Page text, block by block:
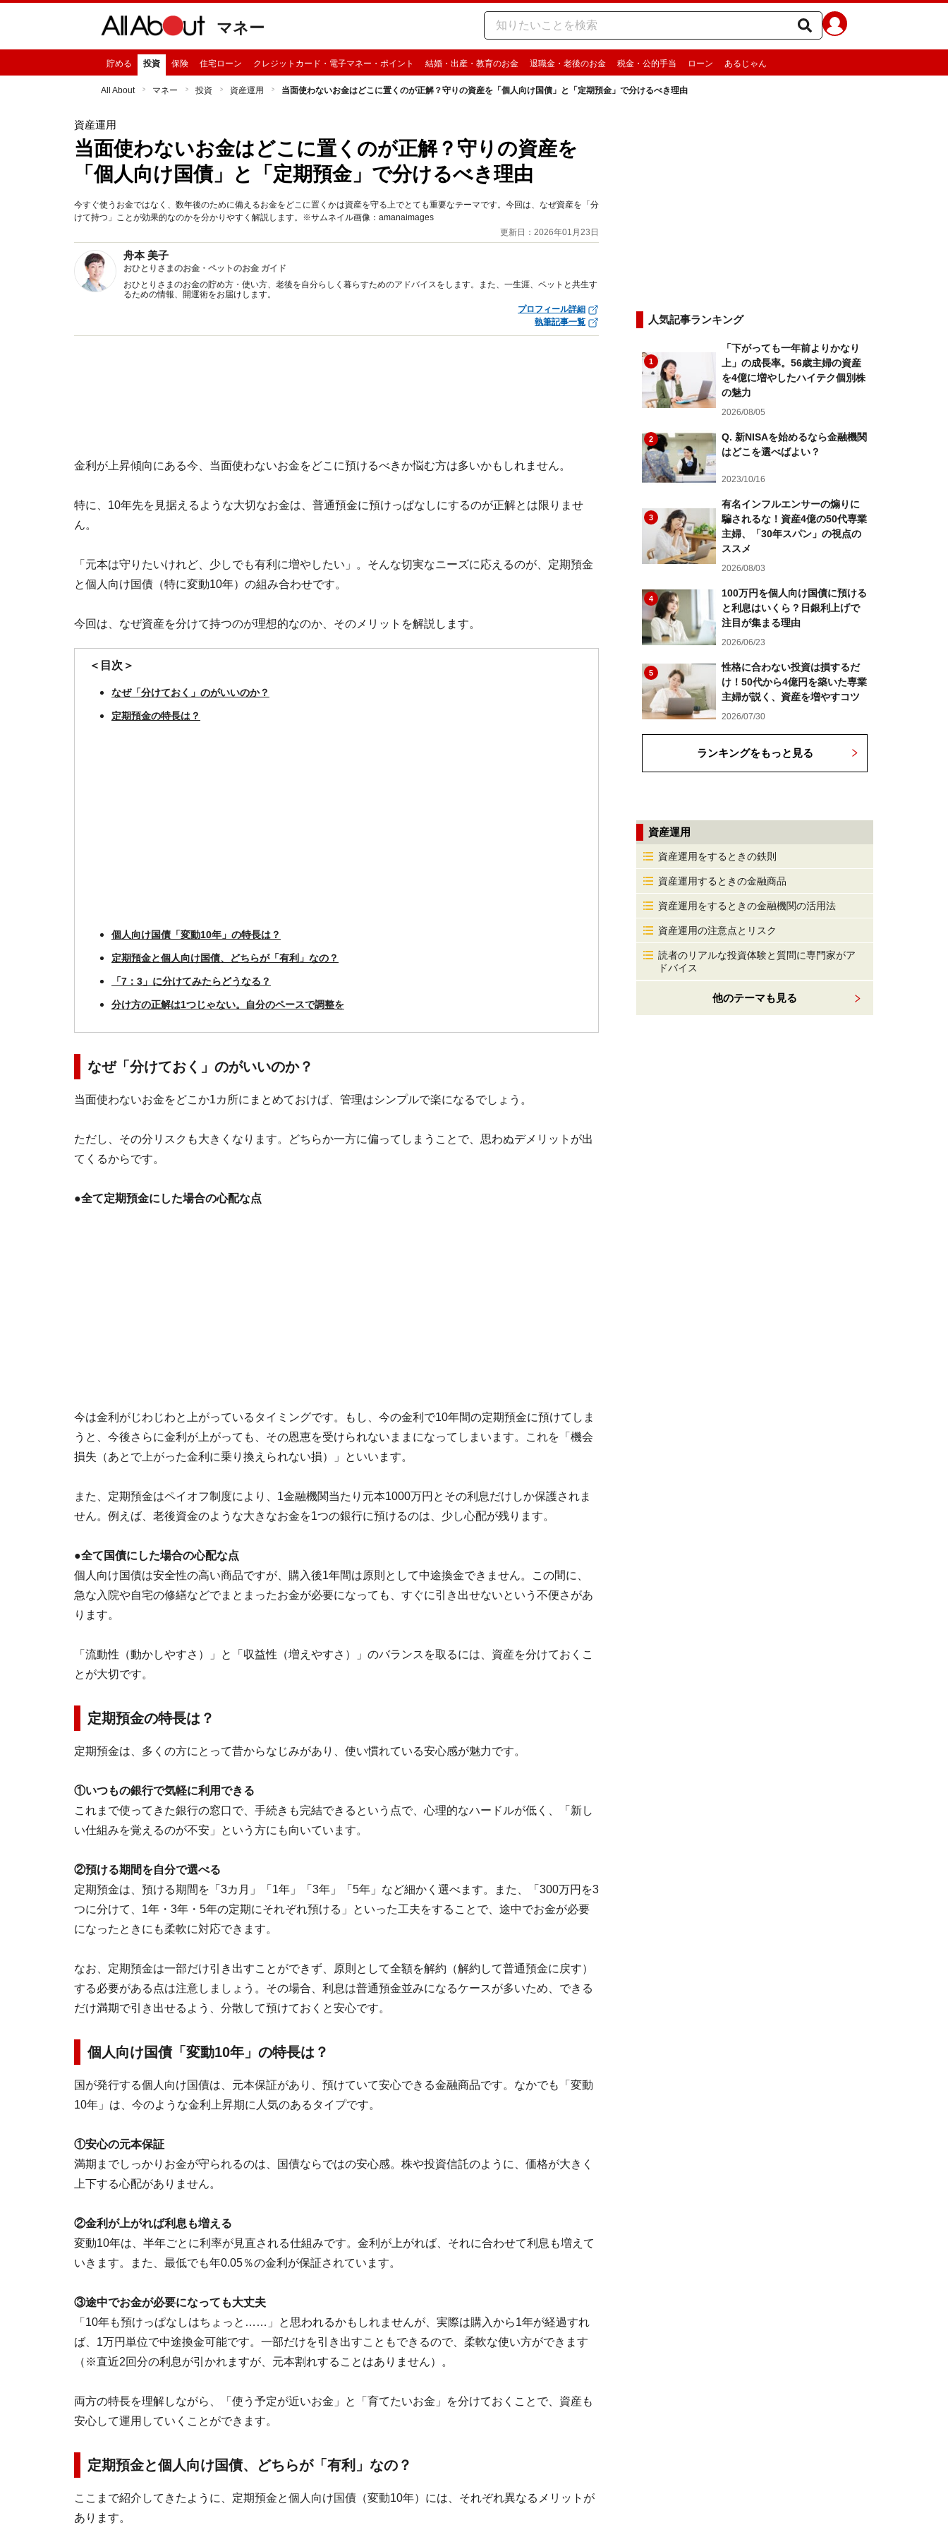
マネー
貯める 投資 保険 住宅ローン クレジットカード・電子マネー・ポイント 結婚・出産・教育のお金 退職金・老後のお金 税金・公的手当 ローン あるじゃん
All About マネー 投資 資産運用 当面使わないお金はどこに置くのが正解？守りの資産を「個人向け国債」と「定期預金」で分けるべき理由
資産運用
当面使わないお金はどこに置くのが正解？守りの資産を
「個人向け国債」と「定期預金」で分けるべき理由
今すぐ使うお金ではなく、数年後のために備えるお金をどこに置くかは資産を守る上でとても重要なテーマです。今回は、なぜ資産を「分
けて持つ」ことが効果的なのかを分かりやすく解説します。※サムネイル画像：amanaimages
更新日：2026年01月23日
舟本 美子
おひとりさまのお金・ペットのお金 ガイド
おひとりさまのお金の貯め方・使い方、老後を自分らしく暮らすためのアドバイスをします。また、一生涯、ペットと共生す
るための情報、開運術をお届けします。
プロフィール詳細
執筆記事一覧
金利が上昇傾向にある今、当面使わないお金をどこに預けるべきか悩む方は多いかもしれません。
特に、10年先を見据えるような大切なお金は、普通預金に預けっぱなしにするのが正解とは限りませ
ん。
「元本は守りたいけれど、少しでも有利に増やしたい」。そんな切実なニーズに応えるのが、定期預金
と個人向け国債（特に変動10年）の組み合わせです。
今回は、なぜ資産を分けて持つのが理想的なのか、そのメリットを解説します。
＜目次＞
なぜ「分けておく」のがいいのか？
定期預金の特長は？
個人向け国債「変動10年」の特長は？
定期預金と個人向け国債、どちらが「有利」なの？
「7：3」に分けてみたらどうなる？
分け方の正解は1つじゃない。自分のペースで調整を
なぜ「分けておく」のがいいのか？
当面使わないお金をどこか1カ所にまとめておけば、管理はシンプルで楽になるでしょう。
ただし、その分リスクも大きくなります。どちらか一方に偏ってしまうことで、思わぬデメリットが出
てくるからです。
●全て定期預金にした場合の心配な点
今は金利がじわじわと上がっているタイミングです。もし、今の金利で10年間の定期預金に預けてしま
うと、今後さらに金利が上がっても、その恩恵を受けられないままになってしまいます。これを「機会
損失（あとで上がった金利に乗り換えられない損）」といいます。
また、定期預金はペイオフ制度により、1金融機関当たり元本1000万円とその利息だけしか保護されま
せん。例えば、老後資金のような大きなお金を1つの銀行に預けるのは、少し心配が残ります。
●全て国債にした場合の心配な点
個人向け国債は安全性の高い商品ですが、購入後1年間は原則として中途換金できません。この間に、
急な入院や自宅の修繕などでまとまったお金が必要になっても、すぐに引き出せないという不便さがあ
ります。
「流動性（動かしやすさ）」と「収益性（増えやすさ）」のバランスを取るには、資産を分けておくこ
とが大切です。
定期預金の特長は？
定期預金は、多くの方にとって昔からなじみがあり、使い慣れている安心感が魅力です。
①いつもの銀行で気軽に利用できる
これまで使ってきた銀行の窓口で、手続きも完結できるという点で、心理的なハードルが低く、「新し
い仕組みを覚えるのが不安」という方にも向いています。
②預ける期間を自分で選べる
定期預金は、預ける期間を「3カ月」「1年」「3年」「5年」など細かく選べます。また、「300万円を3
つに分けて、1年・3年・5年の定期にそれぞれ預ける」といった工夫をすることで、途中でお金が必要
になったときにも柔軟に対応できます。
なお、定期預金は一部だけ引き出すことができず、原則として全額を解約（解約して普通預金に戻す）
する必要がある点は注意しましょう。その場合、利息は普通預金並みになるケースが多いため、できる
だけ満期で引き出せるよう、分散して預けておくと安心です。
個人向け国債「変動10年」の特長は？
国が発行する個人向け国債は、元本保証があり、預けていて安心できる金融商品です。なかでも「変動
10年」は、今のような金利上昇期に人気のあるタイプです。
①安心の元本保証
満期までしっかりお金が守られるのは、国債ならではの安心感。株や投資信託のように、価格が大きく
上下する心配がありません。
②金利が上がれば利息も増える
変動10年は、半年ごとに利率が見直される仕組みです。金利が上がれば、それに合わせて利息も増えて
いきます。また、最低でも年0.05％の金利が保証されています。
③途中でお金が必要になっても大丈夫
「10年も預けっぱなしはちょっと……」と思われるかもしれませんが、実際は購入から1年が経過すれ
ば、1万円単位で中途換金可能です。一部だけを引き出すこともできるので、柔軟な使い方ができます
（※直近2回分の利息が引かれますが、元本割れすることはありません）。
両方の特長を理解しながら、「使う予定が近いお金」と「育てたいお金」を分けておくことで、資産も
安心して運用していくことができます。
定期預金と個人向け国債、どちらが「有利」なの？
ここまで紹介してきたように、定期預金と個人向け国債（変動10年）には、それぞれ異なるメリットが
あります。
人気記事ランキング
1
「下がっても一年前よりかなり
上」の成長率。56歳主婦の資産
を4億に増やしたハイテク個別株
の魅力
2026/08/05
2
Q. 新NISAを始めるなら金融機関
はどこを選べばよい？
2023/10/16
3
有名インフルエンサーの煽りに
騙されるな！資産4億の50代専業
主婦、「30年スパン」の視点の
ススメ
2026/08/03
4
100万円を個人向け国債に預ける
と利息はいくら？日銀利上げで
注目が集まる理由
2026/06/23
5
性格に合わない投資は損するだ
け！50代から4億円を築いた専業
主婦が説く、資産を増やすコツ
2026/07/30
ランキングをもっと見る
資産運用
資産運用をするときの鉄則
資産運用するときの金融商品
資産運用をするときの金融機関の活用法
資産運用の注意点とリスク
読者のリアルな投資体験と質問に専門家がア
ドバイス
他のテーマも見る